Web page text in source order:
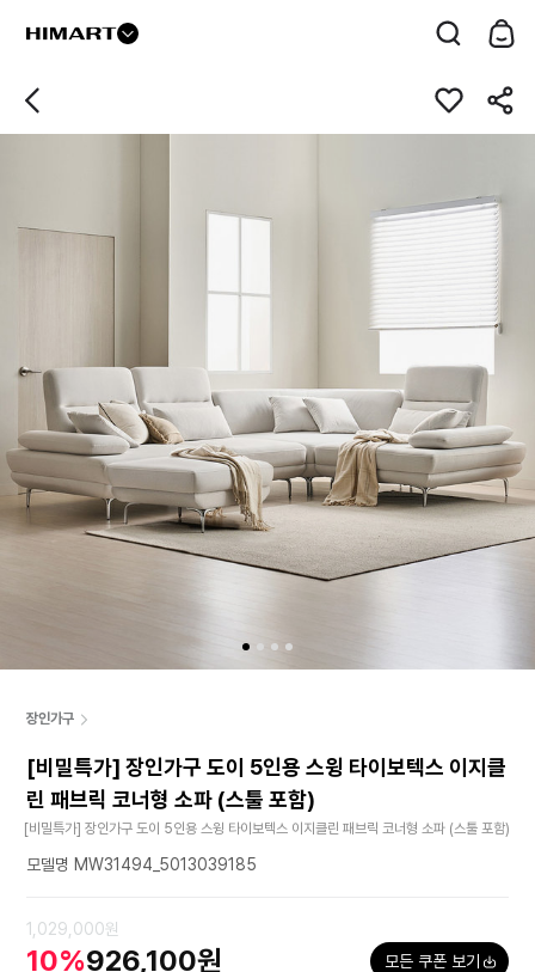
장인가구
[비밀특가] 장인가구 도이 5인용 스윙 타이보텍스 이지클
린 패브릭 코너형 소파 (스툴 포함)
[비밀특가] 장인가구 도이 5인용 스윙 타이보텍스 이지클린 패브릭 코너형 소파 (스툴 포함)
모델명 MW31494_5013039185
1,029,000원
10%926,100원 모든 쿠폰 보기